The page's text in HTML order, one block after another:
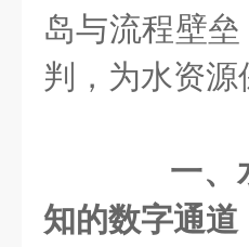
岛与流程壁
判，为水资
一、
知的数字通道